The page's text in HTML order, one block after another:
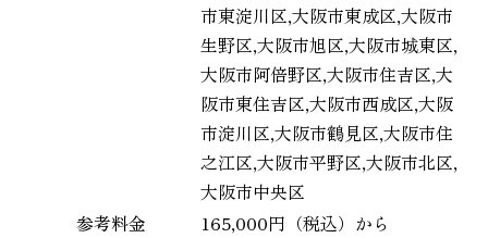
市東淀川区,大阪市東成区,大阪市
生野区,大阪市旭区,大阪市城東区,
大阪市阿倍野区,大阪市住吉区,大
阪市東住吉区,大阪市西成区,大阪
市淀川区,大阪市鶴見区,大阪市住
之江区,大阪市平野区,大阪市北区,
大阪市中央区
参考料金
165,000円（税込）から